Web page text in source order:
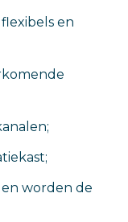
en
worden de